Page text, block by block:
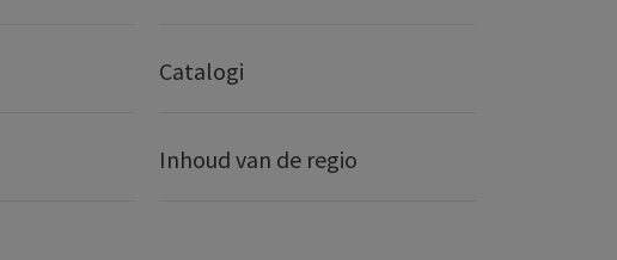
Catalogi
Inhoud van de regio